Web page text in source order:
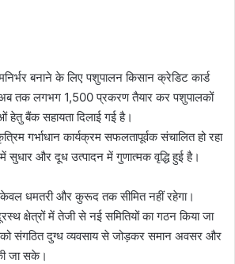
बनाने के लिए पशुपालन किसान क्रेडिट कार्ड
तक लगभग 1,500 प्रकरण तैयार कर पशुपालकों
बैंक सहायता दिलाई गई है।
गर्भाधान कार्यक्रम सफलतापूर्वक संचालित हो रहा
और दूध उत्पादन में गुणात्मक वृद्धि हुई है।
धमतरी और कुरूद तक सीमित नहीं रहेगा।
क्षेत्रों में तेजी से नई समितियों का गठन किया जा
को संगठित दुग्ध व्यवसाय से जोड़कर समान अवसर और
जा सके।